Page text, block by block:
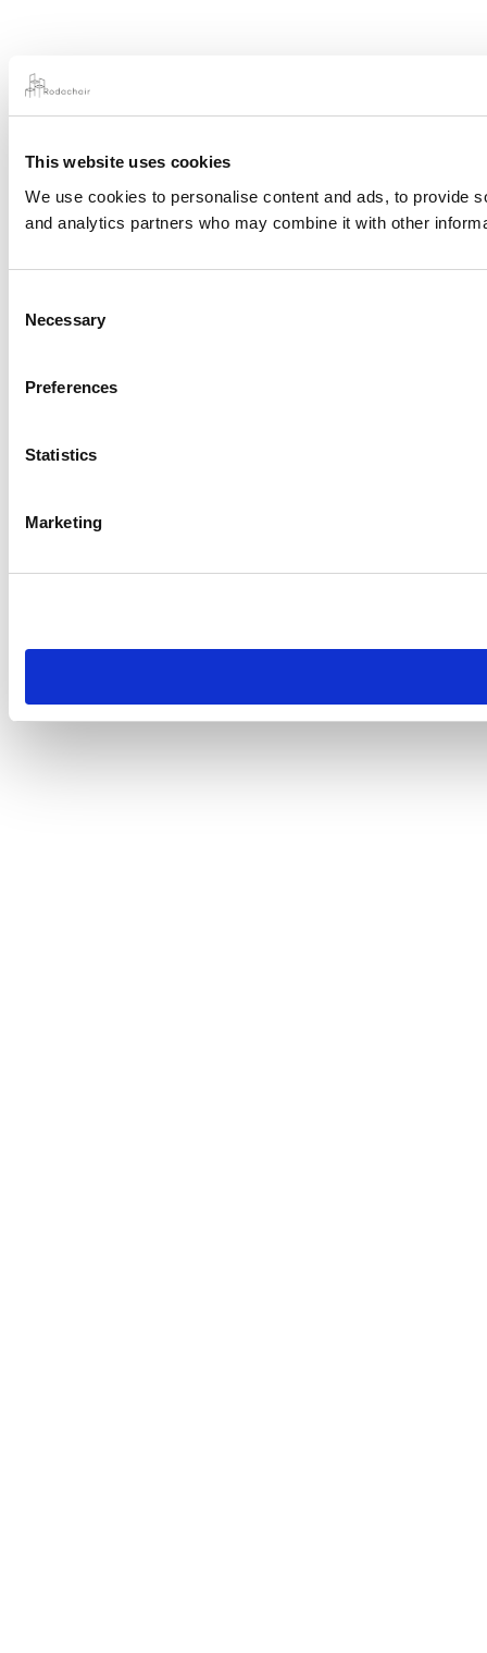
This website uses cookies
We use cookies to personalise content and ads, to provide
and analytics partners who may combine it with other
Selection
Necessary
Preferences
Statistics
Marketing